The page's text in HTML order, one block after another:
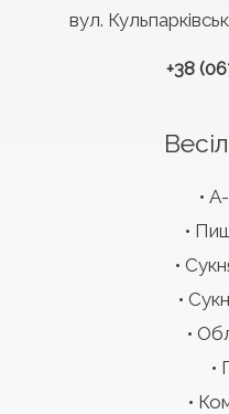
вул.
+38